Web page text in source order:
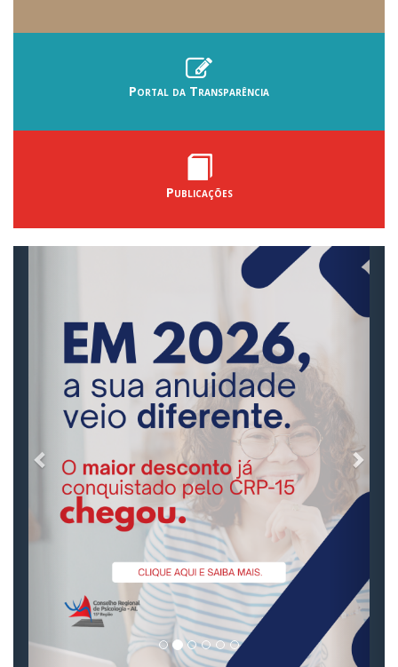
Portal da Transparência
Publicações